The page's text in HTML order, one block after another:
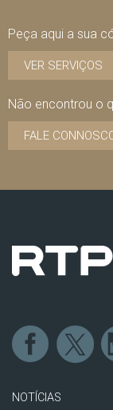
Peça aqui a sua
VER SERVIÇOS
Não encontrou o
FALE
NOTÍCIAS